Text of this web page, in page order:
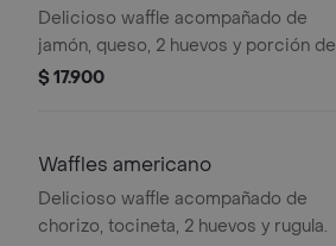
Delicioso waffle acompañado de
jamón, queso, 2 huevos y porción de
aguacate
$ 17.900
Waffles americano
Delicioso waffle acompañado de
chorizo, tocineta, 2 huevos y rugula.